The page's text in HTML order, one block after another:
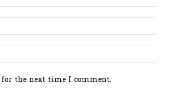
the next time I comment.